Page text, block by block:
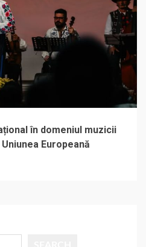
în domeniul muzicii
Europeană